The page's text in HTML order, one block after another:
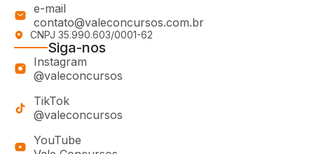
e-mail
contato@valeconcursos.com.br
CNPJ 35.990.603/0001-62
Siga-nos
Instagram
@valeconcursos
TikTok
@valeconcursos
YouTube